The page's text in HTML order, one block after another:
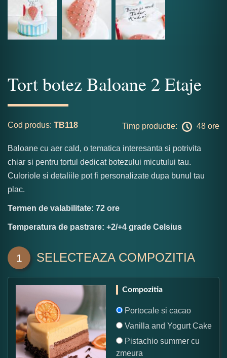
Tort botez Baloane 2 Etaje
Cod produs: TB118 Timp productie: 48 ore
Baloane cu aer cald, o tematica interesanta si potrivita
chiar si pentru tortul dedicat botezului micutului tau.
Culoriole si detaliile pot fi personalizate dupa bunul tau
plac.
Termen de valabilitate: 72 ore
Temperatura de pastrare: +2/+4 grade Celsius
1 SELECTEAZA COMPOZITIA
Compozitia
Portocale si cacao
Vanilla and Yogurt Cake
Pistachio summer cu
zmeura